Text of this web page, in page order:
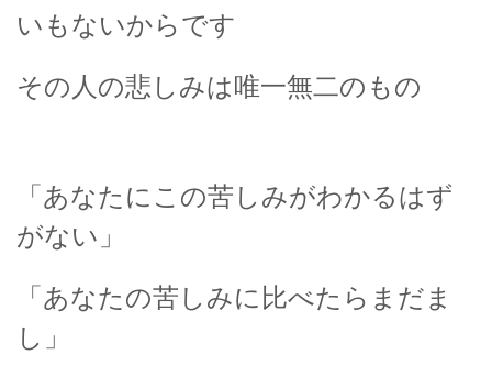
いもないからです
その人の悲しみは唯一無二のもの
「あなたにこの苦しみがわかるはず
がない」
「あなたの苦しみに比べたらまだま
し」